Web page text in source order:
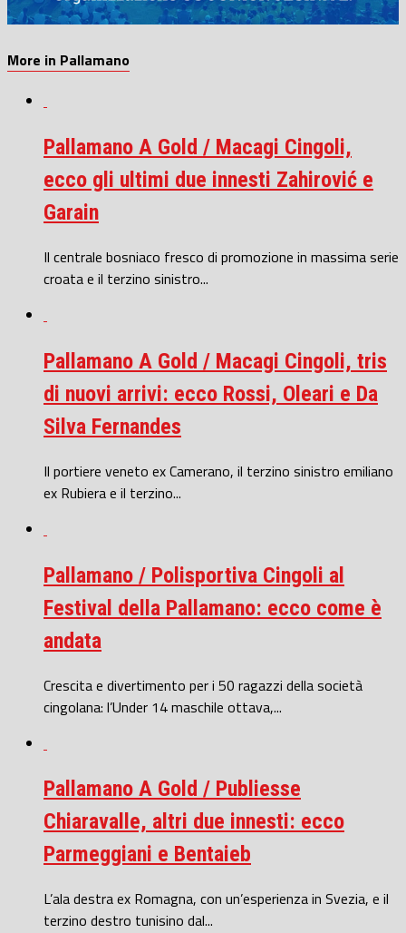
More in Pallamano
Pallamano A Gold / Macagi Cingoli,
ecco gli ultimi due innesti Zahirović e
Garain
Il centrale bosniaco fresco di promozione in massima serie
croata e il terzino sinistro...
Pallamano A Gold / Macagi Cingoli, tris
di nuovi arrivi: ecco Rossi, Oleari e Da
Silva Fernandes
Il portiere veneto ex Camerano, il terzino sinistro emiliano
ex Rubiera e il terzino...
Pallamano / Polisportiva Cingoli al
Festival della Pallamano: ecco come è
andata
Crescita e divertimento per i 50 ragazzi della società
cingolana: l’Under 14 maschile ottava,...
Pallamano A Gold / Publiesse
Chiaravalle, altri due innesti: ecco
Parmeggiani e Bentaieb
L’ala destra ex Romagna, con un’esperienza in Svezia, e il
terzino destro tunisino dal...